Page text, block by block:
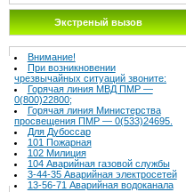
Экстреный вызов
Внимание!
При возникновении
чрезвычайных ситуаций звоните:
Горячая линия МВД ПМР —
0(800)22800;
Горячая линия Министерства
просвещения ПМР — 0(533)24695.
Для Дубоссар
101 Пожарная
102 Милиция
104 Аварийная газовой службы
3-44-35 Аварийная электросетей
13-56-71 Аварийная водоканала